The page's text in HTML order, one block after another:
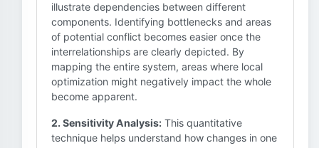
illustrate dependencies between different
components. Identifying bottlenecks and areas
of potential conflict becomes easier once the
interrelationships are clearly depicted. By
mapping the entire system, areas where local
optimization might negatively impact the whole
become apparent.
2. Sensitivity Analysis: This quantitative
technique helps understand how changes in one